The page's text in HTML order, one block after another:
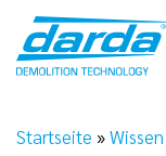
content
Startseite »Wissen